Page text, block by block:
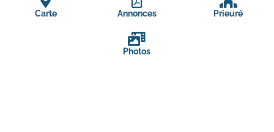
Carte Annonces Prieuré
Photos